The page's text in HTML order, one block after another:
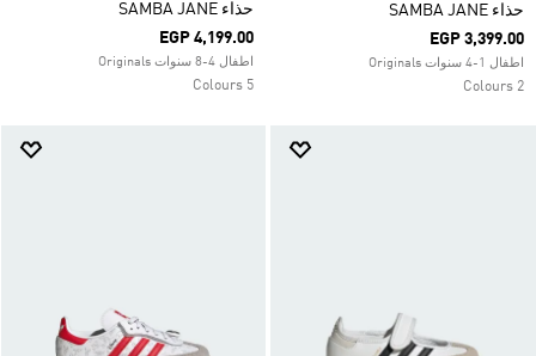
حذاء SAMBA JANE
EGP 3,399.00
اطفال 1-4 سنوات Originals
2 Colours
حذاء SAMBA JANE
EGP 4,199.00
اطفال 4-8 سنوات Originals
5 Colours